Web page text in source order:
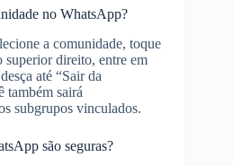
no WhatsApp?
a comunidade, toque
superior direito, entre em
até “Sair da
também sairá
subgrupos vinculados.
são seguras?